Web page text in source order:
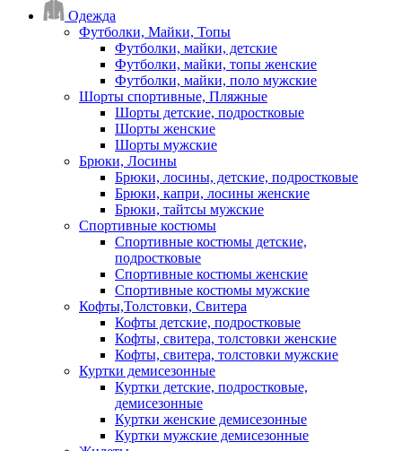
Одежда
Футболки, Майки, Топы
Футболки, майки, детские
Футболки, майки, топы женские
Футболки, майки, поло мужские
Шорты спортивные, Пляжные
Шорты детские, подростковые
Шорты женские
Шорты мужские
Брюки, Лосины
Брюки, лосины, детские, подростковые
Брюки, капри, лосины женские
Брюки, тайтсы мужские
Спортивные костюмы
Спортивные костюмы детские,
подростковые
Спортивные костюмы женские
Спортивные костюмы мужские
Кофты,Толстовки, Свитера
Кофты детские, подростковые
Кофты, свитера, толстовки женские
Кофты, свитера, толстовки мужские
Куртки демисезонные
Куртки детские, подростковые,
демисезонные
Куртки женские демисезонные
Куртки мужские демисезонные